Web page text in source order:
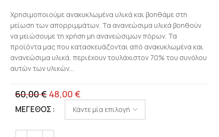
Χρησιμοποιούμε ανακυκλωμένα υλικά και βοηθάμε στη
μείωση των απορριμμάτων. Τα ανανεώσιμα υλικά βοηθούν
να μειώσουμε τη χρήση μη ανανεώσιμων πόρων. Τα
προϊόντα μας που κατασκευάζονται από ανακυκλωμένα και
ανανεώσιμα υλικά, περιέχουν τουλάχιστον 70% του συνόλου
αυτών των υλικών…
60,00€ 48,00 €
ΜΈΓΕΘΟΣ